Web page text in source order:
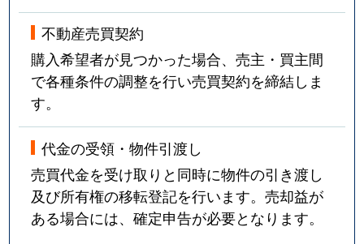
不動産売買契約
購入希望者が見つかった場合、売主・買主間
で各種条件の調整を行い売買契約を締結しま
す。
代金の受領・物件引渡し
売買代金を受け取りと同時に物件の引き渡し
及び所有権の移転登記を行います。売却益が
ある場合には、確定申告が必要となります。